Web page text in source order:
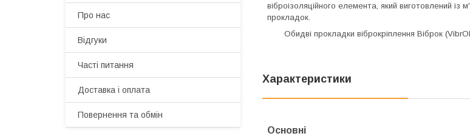
віброізоляційного елемента, який виготовлений
прокладок.
Обидві прокладки віброкріплення Віброк (
Характеристики
Основні
Про нас
Відгуки
Часті питання
Доставка і оплата
Повернення та обмін